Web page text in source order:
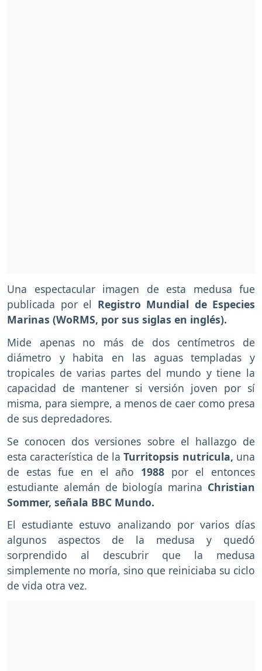
Una espectacular imagen de esta medusa fue
publicada por el Registro Mundial de Especies
Marinas (WoRMS, por sus siglas en inglés).
Mide apenas no más de dos centímetros de
diámetro y habita en las aguas templadas y
tropicales de varias partes del mundo y tiene la
capacidad de mantener si versión joven por sí
misma, para siempre, a menos de caer como presa
de sus depredadores.
Se conocen dos versiones sobre el hallazgo de
esta característica de la Turritopsis nutricula, una
de estas fue en el año 1988 por el entonces
estudiante alemán de biología marina Christian
Sommer, señala BBC Mundo.
El estudiante estuvo analizando por varios días
algunos aspectos de la medusa y quedó
sorprendido al descubrir que la medusa
simplemente no moría, sino que reiniciaba su ciclo
de vida otra vez.